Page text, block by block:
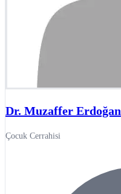
Dr. Muzaffer Erdoğan
Çocuk Cerrahisi